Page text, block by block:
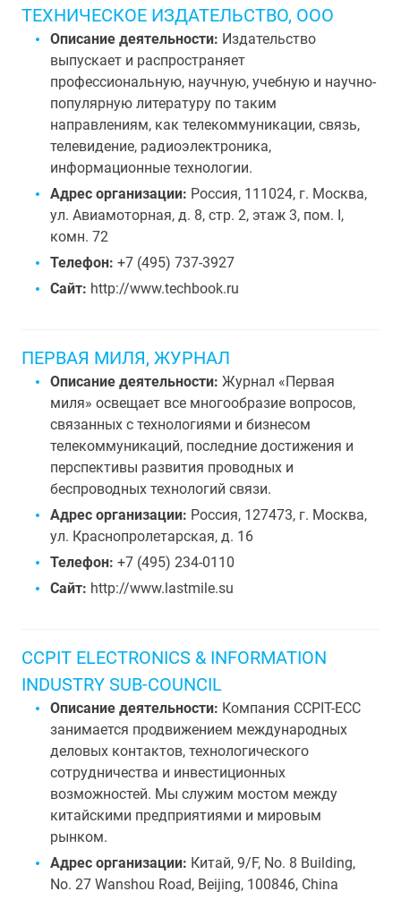
ТЕХНИЧЕСКОЕ ИЗДАТЕЛЬСТВО, ООО
Описание деятельности: Издательство
выпускает и распространяет
профессиональную, научную, учебную и научно-
популярную литературу по таким
направлениям, как телекоммуникации, связь,
телевидение, радиоэлектроника,
информационные технологии.
Адрес организации: Россия, 111024, г. Москва,
ул. Авиамоторная, д. 8, стр. 2, этаж 3, пом. I,
комн. 72
Телефон: +7 (495) 737-3927
Сайт: http://www.techbook.ru
ПЕРВАЯ МИЛЯ, ЖУРНАЛ
Описание деятельности: Журнал «Первая
миля» освещает все многообразие вопросов,
связанных с технологиями и бизнесом
телекоммуникаций, последние достижения и
перспективы развития проводных и
беспроводных технологий связи.
Адрес организации: Россия, 127473, г. Москва,
ул. Краснопролетарская, д. 16
Телефон: +7 (495) 234-0110
Сайт: http://www.lastmile.su
CCPIT ELECTRONICS & INFORMATION
INDUSTRY SUB-COUNCIL
Описание деятельности: Компания CCPIT-ECC
занимается продвижением международных
деловых контактов, технологического
сотрудничества и инвестиционных
возможностей. Мы служим мостом между
китайскими предприятиями и мировым
рынком.
Адрес организации: Китай, 9/F, No. 8 Building,
No. 27 Wanshou Road, Beijing, 100846, China